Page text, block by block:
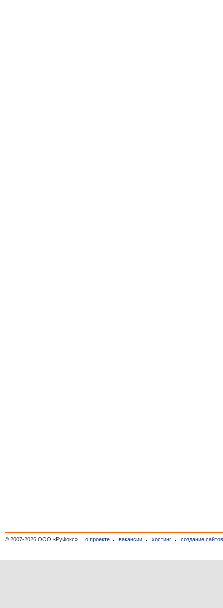
© 2007-2026 ООО «РуФокс» о проекте вакансии хостинг создание сайтов